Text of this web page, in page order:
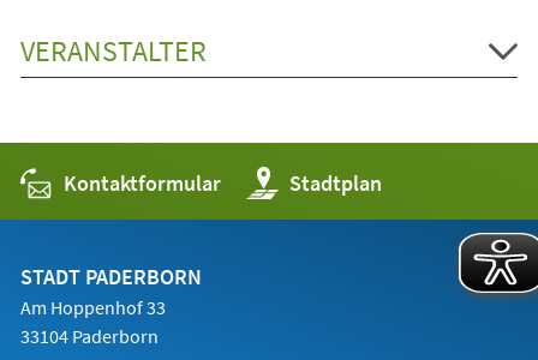
VERANSTALTER
Kontaktformular Stadtplan
(Öffnet
in
einem
STADT PADERBORN
Am Hoppenhof 33
33104 Paderborn